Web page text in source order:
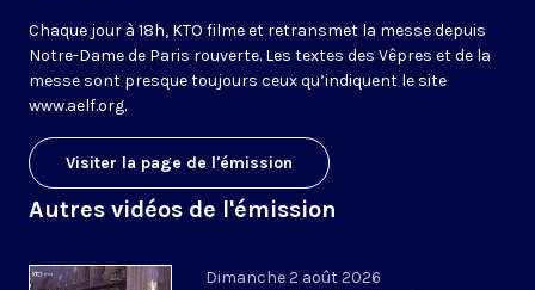
Chaque jour à 18h, KTO filme et retransmet la messe depuis
Notre-Dame de Paris rouverte. Les textes des Vêpres et de la
messe sont presque toujours ceux qu’indiquent le site
www.aelf.org.
Visiter la page de l'émission
Autres vidéos de l'émission
Dimanche 2 août 2026